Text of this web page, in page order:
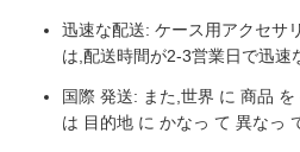
迅速な配送: ケース用アクセサ
は,配送時間が2-3営業日で迅速
国際 発送: また,世界 に 商品
は 目的地 に かなっ て 異なっ